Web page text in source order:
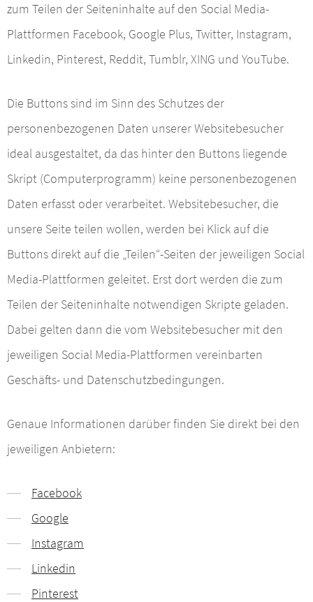
zum Teilen der Seiteninhalte auf den Social Media-
Plattformen Facebook, Google Plus, Twitter, Instagram,
Linkedin, Pinterest, Reddit, Tumblr, XING und YouTube.
Die Buttons sind im Sinn des Schutzes der
personenbezogenen Daten unserer Websitebesucher
ideal ausgestaltet, da das hinter den Buttons liegende
Skript (Computerprogramm) keine personenbezogenen
Daten erfasst oder verarbeitet. Websitebesucher, die
unsere Seite teilen wollen, werden bei Klick auf die
Buttons direkt auf die „Teilen“-Seiten der jeweiligen Social
Media-Plattformen geleitet. Erst dort werden die zum
Teilen der Seiteninhalte notwendigen Skripte geladen.
Dabei gelten dann die vom Websitebesucher mit den
jeweiligen Social Media-Plattformen vereinbarten
Geschäfts- und Datenschutzbedingungen.
Genaue Informationen darüber finden Sie direkt bei den
jeweiligen Anbietern:
Facebook
Google
Instagram
Linkedin
Pinterest